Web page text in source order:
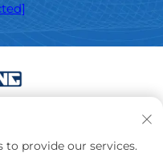
Used Car
Політика
to provide our services.